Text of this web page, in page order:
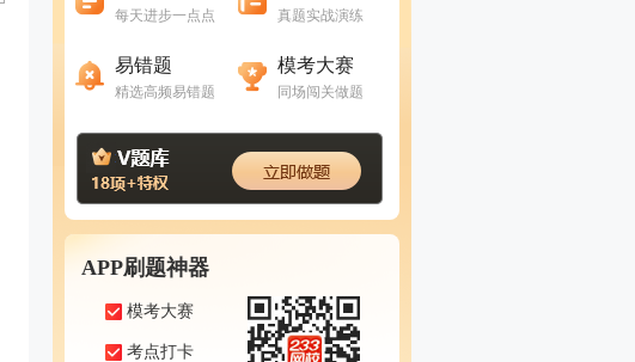
每天进步一点点 真题实战演练
易错题
精选高频易错题
模考大赛
同场闯关做题
APP刷题神器
模考大赛
考点打卡